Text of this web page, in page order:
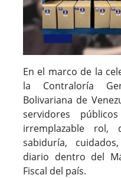
En el marco de la
la Contraloría
Bolivariana de
servidores
irremplazable rol,
sabiduría,
diario dentro del
Fiscal del país.